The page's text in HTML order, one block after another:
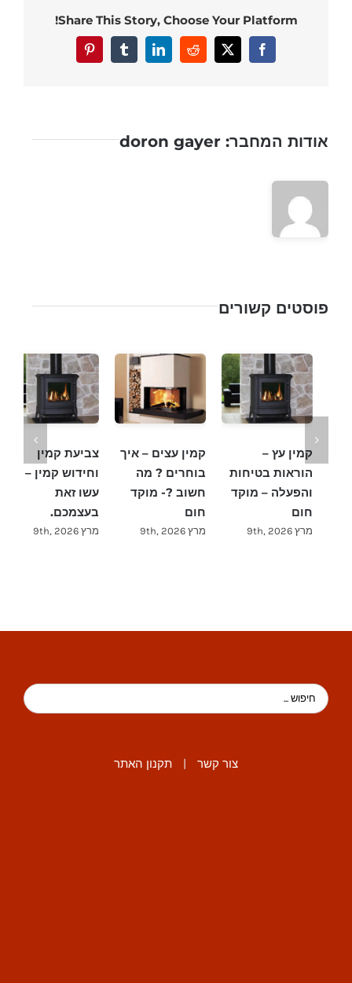
?
Share This Story, Choose Your Platform!
Facebook
X
Reddit
LinkedIn
Tumblr
Pinterest
אודות המחבר:doron gayer
פוסטים קשורים
קמין עץ –
הוראות בטיחות
והפעלה – מוקד
חום
מרץ 9th, 2026
קמין עצים – איך
בוחרים ? מה
חשוב ?- מוקד
חום
מרץ 9th, 2026
צביעת קמין
וחידוש קמין –
עשו זאת
בעצמכם.
מרץ 9th, 2026
צור קשר | תקנון האתר